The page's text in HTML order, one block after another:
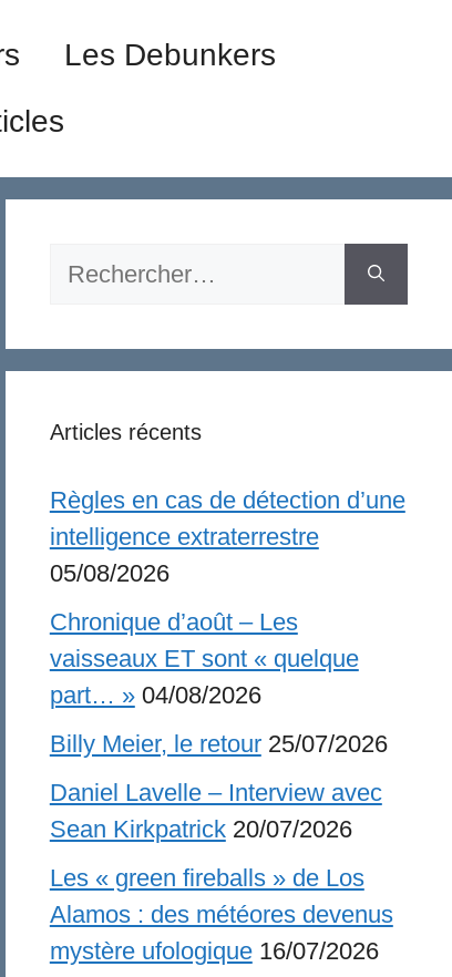
Les Debunkers
Rechercher :
Articles récents
Règles en cas de détection d’une
intelligence extraterrestre
05/08/2026
Chronique d’août – Les
vaisseaux ET sont « quelque
part… » 04/08/2026
Billy Meier, le retour 25/07/2026
Daniel Lavelle – Interview avec
Sean Kirkpatrick 20/07/2026
Les « green fireballs » de Los
Alamos : des météores devenus
mystère ufologique 16/07/2026